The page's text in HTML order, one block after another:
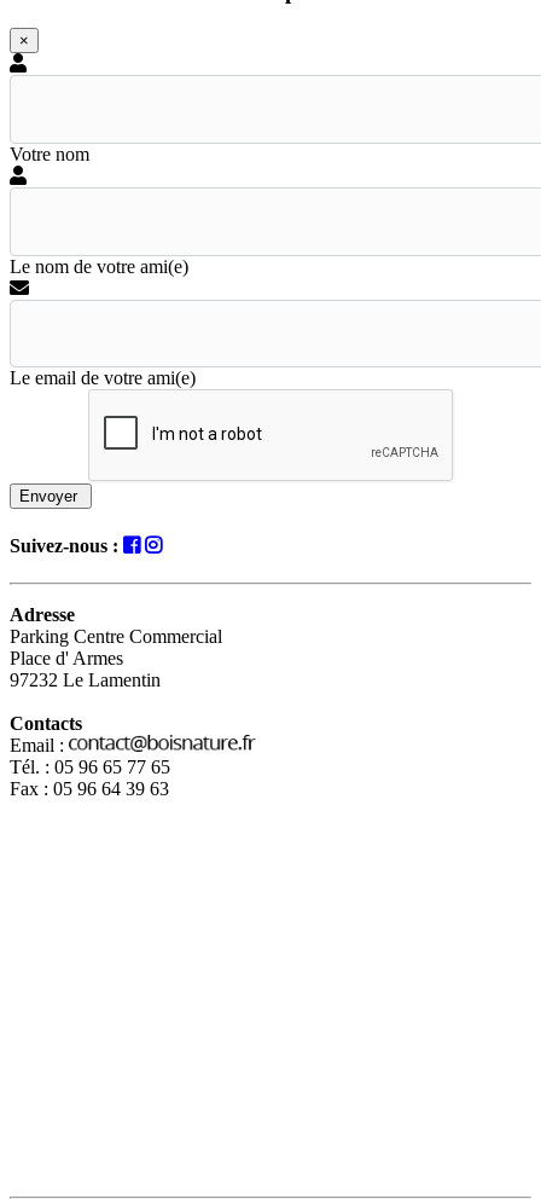
×
Votre nom
Le nom de votre ami(e)
Le email de votre ami(e)
Envoyer
Suivez-nous :
Adresse
Parking Centre Commercial
Place d' Armes
97232 Le Lamentin
Contacts
Email :
Tél. : 05 96 65 77 65
Fax : 05 96 64 39 63